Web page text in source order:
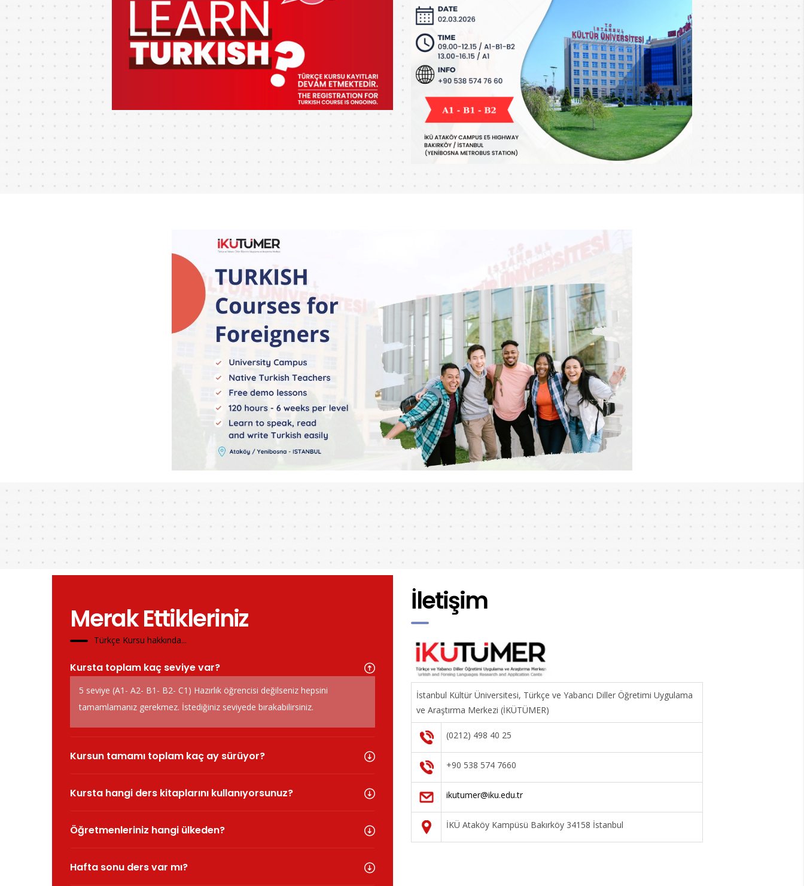
Merak Ettikleriniz
Türkçe Kursu hakkında...
Kursta toplam kaç seviye var?
5 seviye (A1- A2- B1- B2- C1) Hazırlık öğrencisi değilseniz hepsini
tamamlamanız gerekmez. İstediğiniz seviyede bırakabilirsiniz.
Kursun tamamı toplam kaç ay sürüyor?
Kursta hangi ders kitaplarını kullanıyorsunuz?
Öğretmenleriniz hangi ülkeden?
Hafta sonu ders var mı?
İletişim
İstanbul Kültür Üniversitesi, Türkçe ve Yabancı Diller Öğretimi Uygulama
ve Araştırma Merkezi (İKÜTÜMER)
(0212) 498 40 25
+90 538 574 7660
ikutumer@iku.edu.tr
İKÜ Ataköy Kampüsü Bakırköy 34158 İstanbul